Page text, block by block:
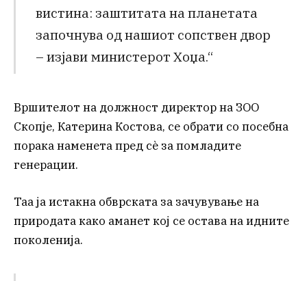
вистина: заштитата на планетата
започнува од нашиот сопствен двор
– изјави министерот Хоџа.“
Вршителот на должност директор на ЗОО
Скопје, Катерина Костова, се обрати со посебна
порака наменета пред сè за помладите
генерации.
Таа ја истакна обврската за зачувување на
природата како аманет кој се остава на идните
поколенија.